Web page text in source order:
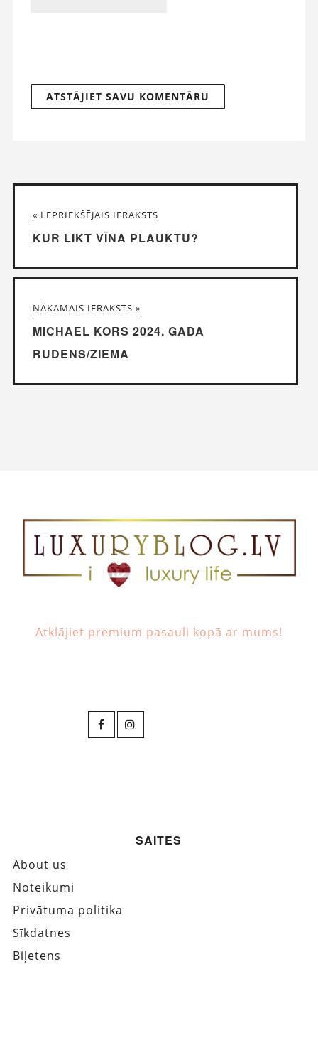
« LEPRIEKŠĒJAIS IERAKSTS
KUR LIKT VĪNA PLAUKTU?
NĀKAMAIS IERAKSTS »
MICHAEL KORS 2024. GADA
RUDENS/ZIEMA
Atklājiet premium pasauli kopā ar mums!
SAITES
About us
Noteikumi
Privātuma politika
Sīkdatnes
Biļetens